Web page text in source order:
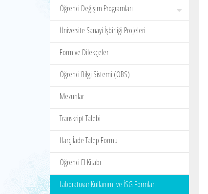
Öğrenci Değişim Programları
Üniversite Sanayi İşbirliği Projeleri
Form ve Dilekçeler
Öğrenci Bilgi Sistemi (OBS)
Mezunlar
Transkript Talebi
Harç İade Talep Formu
Öğrenci El Kitabı
Laboratuvar Kullanımı ve İSG Formları